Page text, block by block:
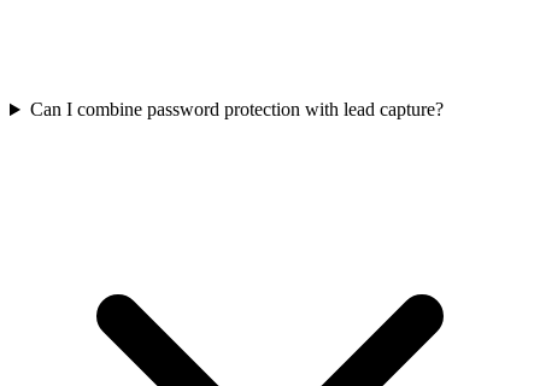
Can I combine password protection with lead capture?